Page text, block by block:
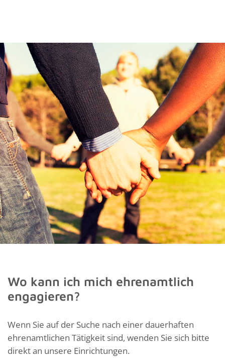
Wo kann ich mich ehrenamtlich
engagieren?
Wenn Sie auf der Suche nach einer dauerhaften
ehrenamtlichen Tätigkeit sind, wenden Sie sich bitte
direkt an unsere Einrichtungen.